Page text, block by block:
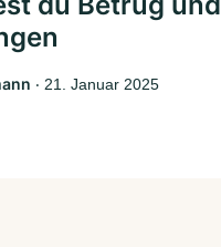
‧ 21. Januar 2025